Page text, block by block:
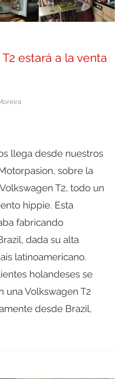
estará a la venta
llega desde nuestros
sobre la
T2, todo un
hippie. Esta
fabricando
dada su alta
latinoamericano.
holandeses se
una Volkswagen T2
desde Brazil,